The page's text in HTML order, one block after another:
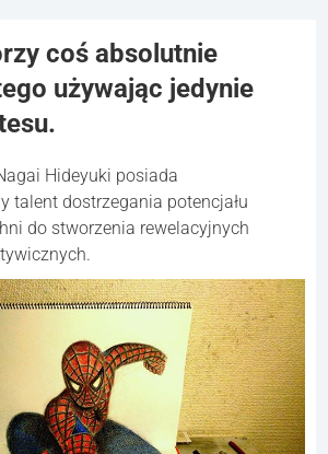
coś absolutnie
używając jedynie
Hideyuki posiada
talent dostrzegania potencjału
do stworzenia rewelacyjnych